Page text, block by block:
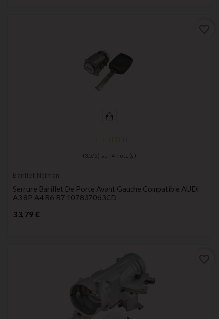
( 3,5 / 5) sur 4 note(s)
Barillet Neiman
Serrure Barillet De Porte Avant Gauche Compatible AUDI
A3 8P A4 B6 B7 107837063CD
33,79 €